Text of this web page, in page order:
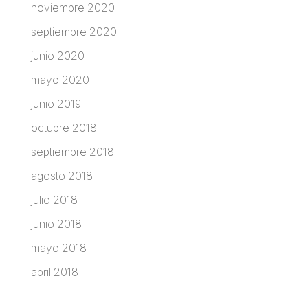
noviembre 2020
septiembre 2020
junio 2020
mayo 2020
junio 2019
octubre 2018
septiembre 2018
agosto 2018
julio 2018
junio 2018
mayo 2018
abril 2018